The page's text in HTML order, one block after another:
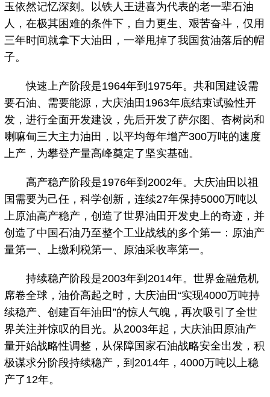
玉依然记忆深刻。以铁人王进喜为代表的老一辈石油
人，在极其困难的条件下，自力更生、艰苦奋斗，仅用
三年时间就拿下大油田，一举甩掉了我国贫油落后的帽
子。
快速上产阶段是1964年到1975年。共和国建设需
要石油、需要能源，大庆油田1963年底结束试验性开
发，进行全面开发建设，先后开发了萨尔图、杏树岗和
喇嘛甸三大主力油田，以平均每年增产300万吨的速度
上产，为攀登产量高峰奠定了坚实基础。
高产稳产阶段是1976年到2002年。大庆油田以祖
国需要为己任，科学创新，连续27年保持5000万吨以
上原油高产稳产，创造了世界油田开发史上的奇迹，并
创造了中国石油乃至整个工业战线的多个第一：原油产
量第一、上缴利税第一、原油采收率第一。
持续稳产阶段是2003年到2014年。世界金融危机
席卷全球，油价高起之时，大庆油田“实现4000万吨持
续稳产、创建百年油田”的惊人气魄，再次吸引了全世
界关注并惊叹的目光。从2003年起，大庆油田原油产
量开始战略性调整，从保障国家石油战略安全出发，积
极谋求分阶段持续稳产，到2014年，4000万吨以上稳
产了12年。